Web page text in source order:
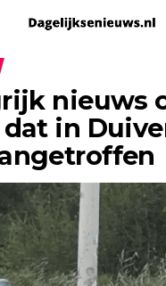
nieuws
in